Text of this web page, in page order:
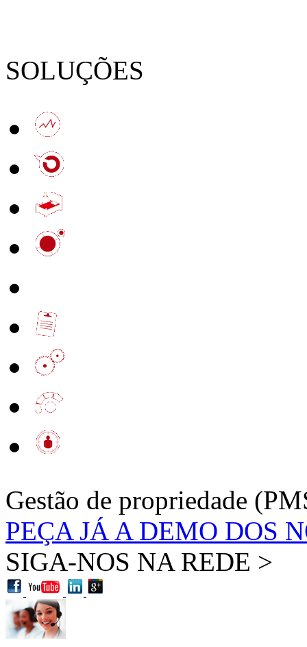
SOLUÇÕES
Gestão de propriedade
PEÇA JÁ A DEMO DOS
SIGA-NOS NA REDE >